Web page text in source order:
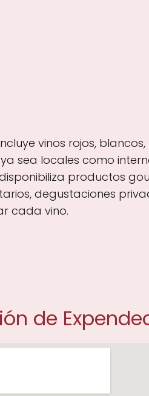
vinos rojos,
sea locales como
productos
degustaciones
cada vino.
de